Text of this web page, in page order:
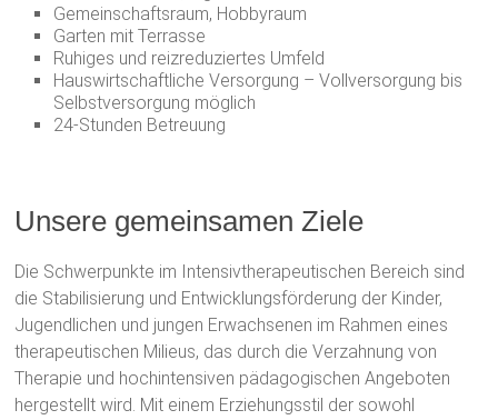
Gemeinschaftsraum, Hobbyraum
Garten mit Terrasse
Ruhiges und reizreduziertes Umfeld
Hauswirtschaftliche Versorgung – Vollversorgung bis
Selbstversorgung möglich
24-Stunden Betreuung
Unsere gemeinsamen Ziele
Die Schwerpunkte im Intensivtherapeutischen Bereich sind
die Stabilisierung und Entwicklungsförderung der Kinder,
Jugendlichen und jungen Erwachsenen im Rahmen eines
therapeutischen Milieus, das durch die Verzahnung von
Therapie und hochintensiven pädagogischen Angeboten
hergestellt wird. Mit einem Erziehungsstil der sowohl